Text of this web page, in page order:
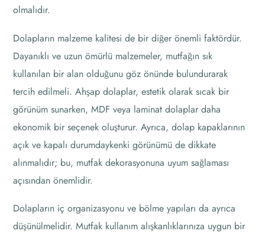
olmalıdır.
Dolapların malzeme kalitesi de bir diğer önemli faktördür.
Dayanıklı ve uzun ömürlü malzemeler, mutfağın sık
kullanılan bir alan olduğunu göz önünde bulundurarak
tercih edilmeli. Ahşap dolaplar, estetik olarak sıcak bir
görünüm sunarken, MDF veya laminat dolaplar daha
ekonomik bir seçenek oluşturur. Ayrıca, dolap kapaklarının
açık ve kapalı durumdaykenki görünümü de dikkate
alınmalıdır; bu, mutfak dekorasyonuna uyum sağlaması
açısından önemlidir.
Dolapların iç organizasyonu ve bölme yapıları da ayrıca
düşünülmelidir. Mutfak kullanım alışkanlıklarınıza uygun bir